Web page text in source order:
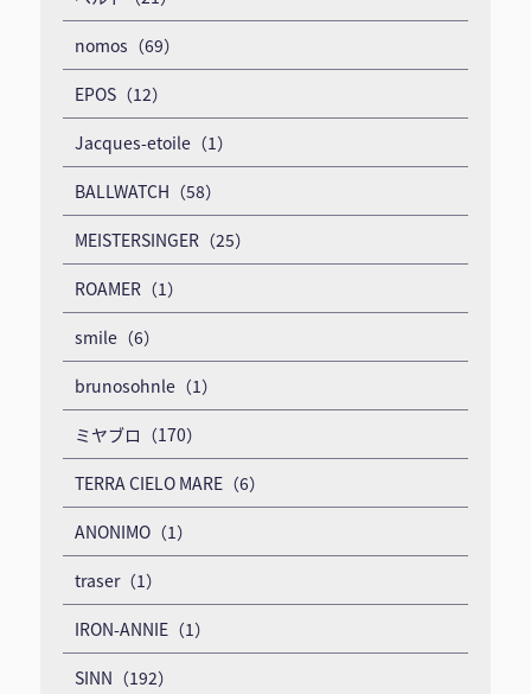
nomos（69）
EPOS（12）
Jacques-etoile（1）
BALLWATCH（58）
MEISTERSINGER（25）
ROAMER（1）
smile（6）
brunosohnle（1）
ミヤブロ（170）
TERRA CIELO MARE（6）
ANONIMO（1）
traser（1）
IRON-ANNIE（1）
SINN（192）